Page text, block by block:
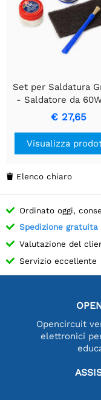
Set per Saldatura
- Saldatore da
Accessori per
€ 27,65
Visualizza
 Elenco chiaro
Ordinato oggi,
Spedizione gratuita
Valutazione del
Servizio eccellente
Opencircuit
elettronici